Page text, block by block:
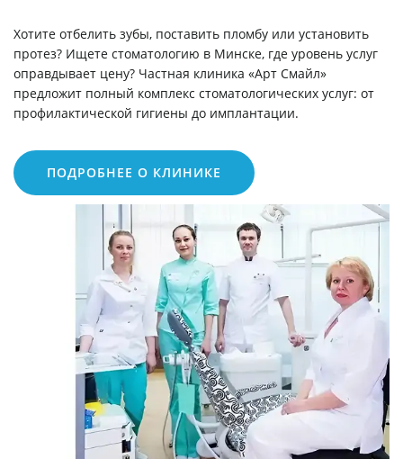
Хотите отбелить зубы, поставить пломбу или установить
протез? Ищете стоматологию в Минске, где уровень услуг
оправдывает цену? Частная клиника «Арт Смайл»
предложит полный комплекс стоматологических услуг: от
профилактической гигиены до имплантации.
ПОДРОБНЕЕ О КЛИНИКЕ